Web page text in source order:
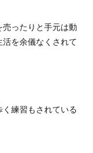
ったりと手元は動
を余儀なくされて
練習もされている